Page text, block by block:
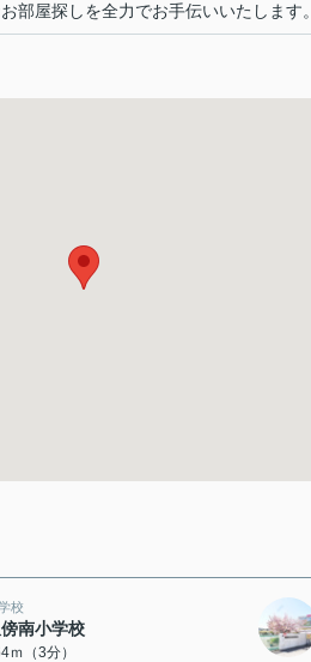
部屋探しを全力でお手伝いいたします。
校
南小学校
ｍ（3分）